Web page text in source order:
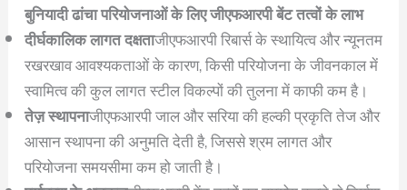
बुनियादी ढांचा परियोजनाओं के लिए जीएफआरपी बेंट तत्वों के लाभ
दीर्घकालिक लागत दक्षताजीएफआरपी रिबार्स के स्थायित्व और न्यूनतम
रखरखाव आवश्यकताओं के कारण, किसी परियोजना के जीवनकाल में
स्वामित्व की कुल लागत स्टील विकल्पों की तुलना में काफी कम है।
तेज़ स्थापनाजीएफआरपी जाल और सरिया की हल्की प्रकृति तेज और
आसान स्थापना की अनुमति देती है, जिससे श्रम लागत और
परियोजना समयसीमा कम हो जाती है।